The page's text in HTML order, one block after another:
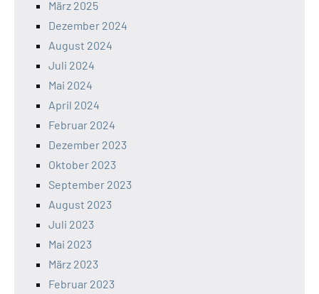
März 2025
Dezember 2024
August 2024
Juli 2024
Mai 2024
April 2024
Februar 2024
Dezember 2023
Oktober 2023
September 2023
August 2023
Juli 2023
Mai 2023
März 2023
Februar 2023